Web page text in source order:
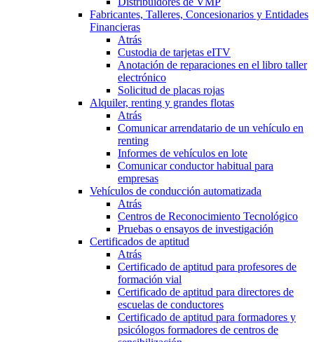
Fabricantes, Talleres, Concesionarios y Entidades
Financieras
Atrás
Custodia de tarjetas eITV
Anotación de reparaciones en el libro taller
electrónico
Solicitud de placas rojas
Alquiler, renting y grandes flotas
Atrás
Comunicar arrendatario de un vehículo en
renting
Informes de vehículos en lote
Comunicar conductor habitual para
empresas
Vehículos de conducción automatizada
Atrás
Centros de Reconocimiento Tecnológico
Pruebas o ensayos de investigación
Certificados de aptitud
Atrás
Certificado de aptitud para profesores de
formación vial
Certificado de aptitud para directores de
escuelas de conductores
Certificado de aptitud para formadores y
psicólogos formadores de centros de